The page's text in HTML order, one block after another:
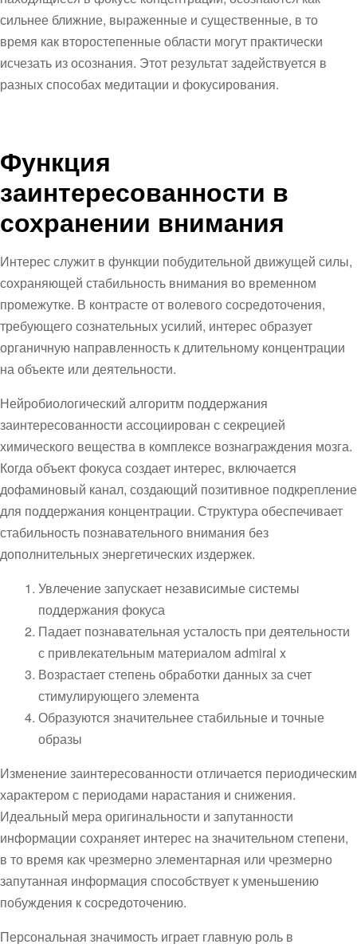
сильнее ближние, выраженные и существенные, в то
время как второстепенные области могут практически
исчезать из осознания. Этот результат задействуется в
разных способах медитации и фокусирования.
Функция
заинтересованности в
сохранении внимания
Интерес служит в функции побудительной движущей силы,
сохраняющей стабильность внимания во временном
промежутке. В контрасте от волевого сосредоточения,
требующего сознательных усилий, интерес образует
органичную направленность к длительному концентрации
на объекте или деятельности.
Нейробиологический алгоритм поддержания
заинтересованности ассоциирован с секрецией
химического вещества в комплексе вознаграждения мозга.
Когда объект фокуса создает интерес, включается
дофаминовый канал, создающий позитивное подкрепление
для поддержания концентрации. Структура обеспечивает
стабильность познавательного внимания без
дополнительных энергетических издержек.
Увлечение запускает независимые системы
поддержания фокуса
Падает познавательная усталость при деятельности
с привлекательным материалом admiral x
Возрастает степень обработки данных за счет
стимулирующего элемента
Образуются значительнее стабильные и точные
образы
Изменение заинтересованности отличается периодическим
характером с периодами нарастания и снижения.
Идеальный мера оригинальности и запутанности
информации сохраняет интерес на значительном степени,
в то время как чрезмерно элементарная или чрезмерно
запутанная информация способствует к уменьшению
побуждения к сосредоточению.
Персональная значимость играет главную роль в